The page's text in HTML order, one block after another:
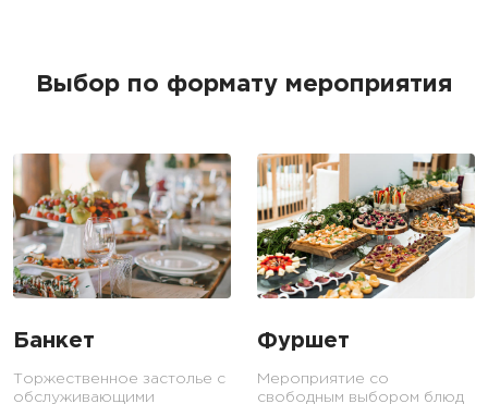
Выбор по формату мероприятия
Банкет
Торжественное застолье с
обслуживающими
Фуршет
Мероприятие со
свободным выбором блюд